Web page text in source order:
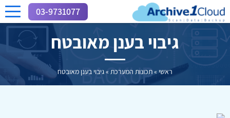
03-9731077
גיבוי בענן מאובטח
ראשי »תכונות המערכת »גיבוי בענן מאובטח